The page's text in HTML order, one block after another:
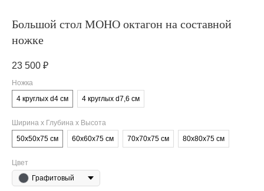
Большой стол МОНО октагон на составной
ножке
23 500 ₽
Ножка
4 круглых d4 см
4 круглых d7,6 см
Ширина х Глубина х Высота
50х50х75 см
60х60х75 см 70х70х75 см 80х80х75 см
Цвет
Графитовый